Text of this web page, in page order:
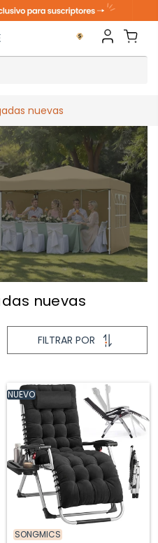
nuevas
nuevas
FILTRAR POR
NUEVO
SONGMICS